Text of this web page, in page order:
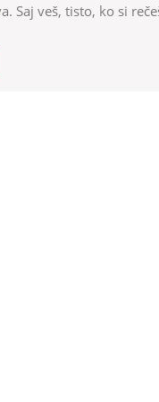
Saj veš, tisto, ko si